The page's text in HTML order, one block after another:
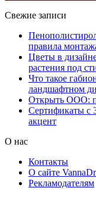
Свежие записи
правила
Цветы в
растения под
Что такое
ландшафтном
Открыть ООО:
Сертификаты с
акцент
О нас
Контакты
О сайте
Рекламодателям